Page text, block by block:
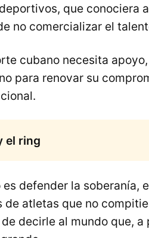
que conociera
no comercializar el
cubano necesita
para renovar su
el ring
defender la soberanía,
atletas que no
decirle al mundo que,